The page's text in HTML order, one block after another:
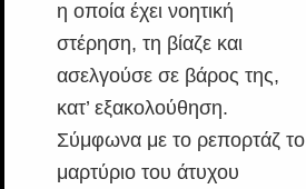
η οποία έχει νοητική
στέρηση, τη βίαζε και
ασελγούσε σε βάρος της,
κατ’ εξακολούθηση.
Σύμφωνα με το ρεπορτάζ το
μαρτύριο του άτυχου